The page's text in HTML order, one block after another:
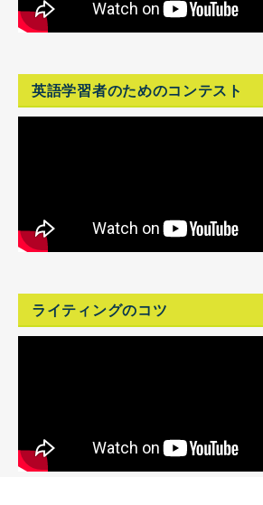
英語学習者のためのコンテスト
ライティングのコツ